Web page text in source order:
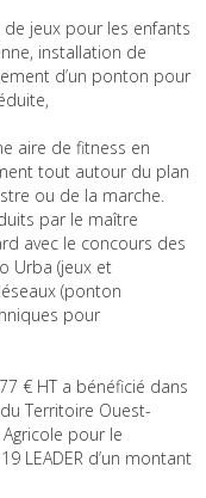
jeux pour les enfants
installation de
d’un ponton pour
aire de fitness en
tout autour du plan
ou de la marche.
par le maître
avec le concours des
Urba (jeux et
(ponton
pour
€ HT a bénéficié dans
Territoire Ouest-
pour le
LEADER d’un montant